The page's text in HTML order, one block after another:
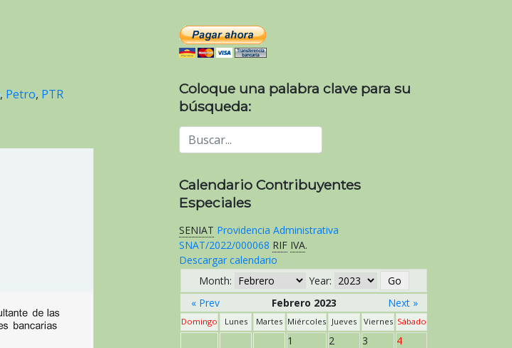
, Petro, PTR
Coloque una palabra clave para su
búsqueda:
Calendario Contribuyentes
Especiales
SENIAT Providencia Administrativa
SNAT/2022/000068 RIF IVA.
Descargar calendario
Month:
Year:
« Prev
Febrero 2023 Next »
Domingo Lunes Martes Miércoles Jueves Viernes Sábado
1 2 3 4